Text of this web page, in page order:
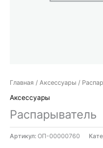
Главная / Аксессуары /
Аксессуары
Распарыватель
Артикул: ОП-00000760